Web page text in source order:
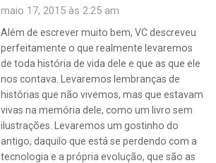
maio 17, 2015 às 2:25 am
Além de escrever muito bem, VC descreveu
perfeitamente o que realmente levaremos
de toda história de vida dele e que as que ele
nos contava. Levaremos lembranças de
histórias que não vivemos, mas que estavam
vivas na memória dele, como um livro sem
ilustrações. Levaremos um gostinho do
antigo, daquilo que está se perdendo com a
tecnologia e a própria evolução, que são as